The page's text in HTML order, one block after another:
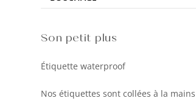
Son petit plus
Étiquette waterproof
Nos étiquettes sont collées à la